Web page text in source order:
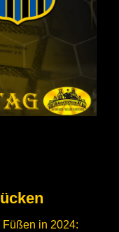
Füßen in 2024: